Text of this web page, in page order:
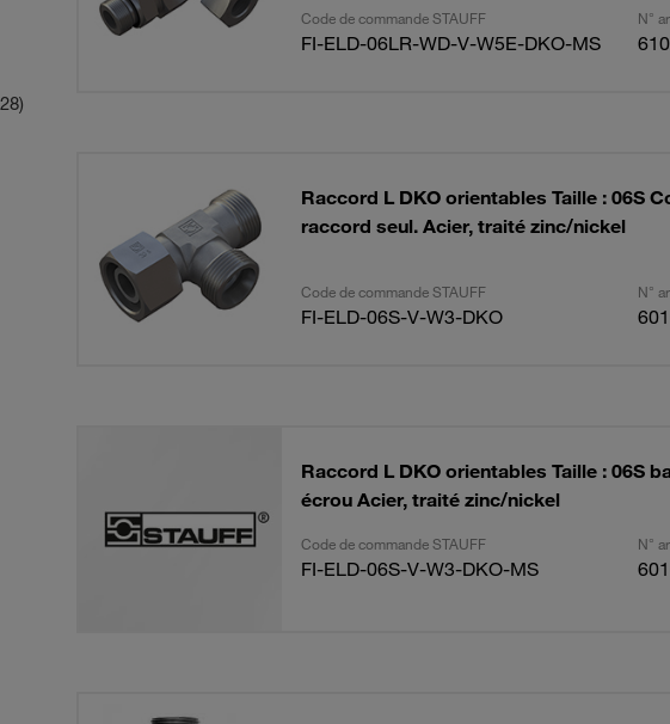
Code de commande STAUFF N°
FI-ELD-06LR-WD-V-W5E-DKO-MS
Raccord L DKO orientables Taille : 06S
raccord seul. Acier, traité zinc/nickel
Code de commande STAUFF N°
FI-ELD-06S-V-W3-DKO
Raccord L DKO orientables Taille : 06S
écrou Acier, traité zinc/nickel
Code de commande STAUFF N°
FI-ELD-06S-V-W3-DKO-MS